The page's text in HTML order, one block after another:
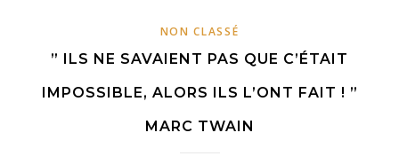
NON CLASSÉ
” ILS NE SAVAIENT PAS QUE C’ÉTAIT
IMPOSSIBLE, ALORS ILS L’ONT FAIT ! ”
MARC TWAIN